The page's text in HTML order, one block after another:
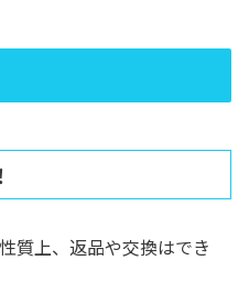
質上、返品や交換はでき